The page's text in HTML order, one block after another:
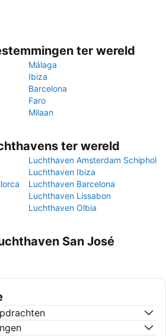
ter wereld
Málaga
Ibiza
Barcelona
Faro
Milaan
ter wereld
Luchthaven Amsterdam Schiphol
Luchthaven Ibiza
Luchthaven Barcelona
Luchthaven Lissabon
Luchthaven Olbia
San José